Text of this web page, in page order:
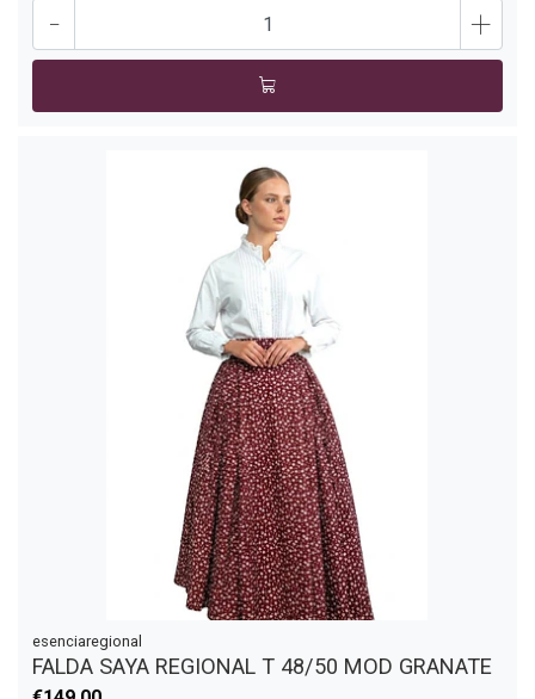
- +
esenciaregional
FALDA SAYA REGIONAL T 48/50 MOD GRANATE